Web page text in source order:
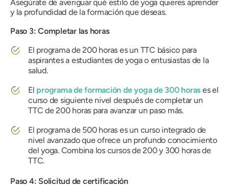
Asegúrate de averiguar qué estilo de yoga quieres aprender
y la profundidad de la formación que deseas.
Paso 3: Completar las horas
El programa de 200 horas es un TTC básico para
aspirantes a estudiantes de yoga o entusiastas de la
salud.
El programa de formación de yoga de 300 horas es el
curso de siguiente nivel después de completar un
TTC de 200 horas para avanzar un paso más.
El programa de 500 horas es un curso integrado de
nivel avanzado que ofrece un profundo conocimiento
del yoga. Combina los cursos de 200 y 300 horas de
TTC.
Paso 4: Solicitud de certificación